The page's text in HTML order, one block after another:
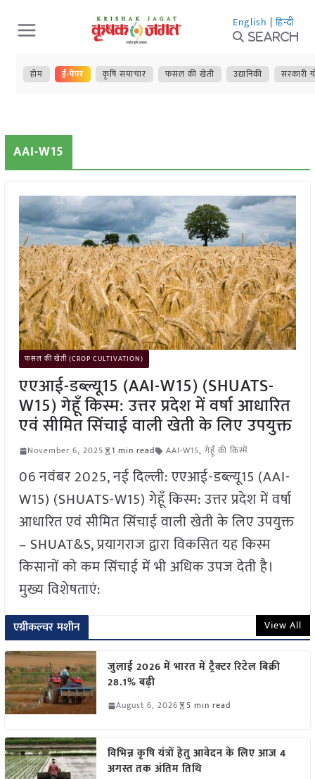
Skip
to
content
English | हिन्दी
Search
होम ई-पेपर कृषि समाचार फसल की खेती उद्यानिकी सरकारी
AAI-W15
फसल की खेती (CROP CULTIVATION)
एएआई-डब्ल्यू15 (AAI-W15) (SHUATS-
W15) गेहूँ किस्म: उत्तर प्रदेश में वर्षा आधारित
एवं सीमित सिंचाई वाली खेती के लिए उपयुक्त
November 6, 2025 1 min read AAI-W15, गेहूँ की किस्में
06 नवंबर 2025, नई दिल्ली: एएआई-डब्ल्यू15 (AAI-
W15) (SHUATS-W15) गेहूँ किस्म: उत्तर प्रदेश में वर्षा
आधारित एवं सीमित सिंचाई वाली खेती के लिए उपयुक्त
– SHUAT&S, प्रयागराज द्वारा विकसित यह किस्म
किसानों को कम सिंचाई में भी अधिक उपज देती है।
मुख्य विशेषताएं:
एग्रीकल्चर मशीन View All
जुलाई 2026 में भारत में ट्रैक्टर रिटेल बिक्री
28.1% बढ़ी
August 6, 2026 5 min read
विभिन्न कृषि यंत्रों हेतु आवेदन के लिए आज 4
अगस्त तक अंतिम तिथि